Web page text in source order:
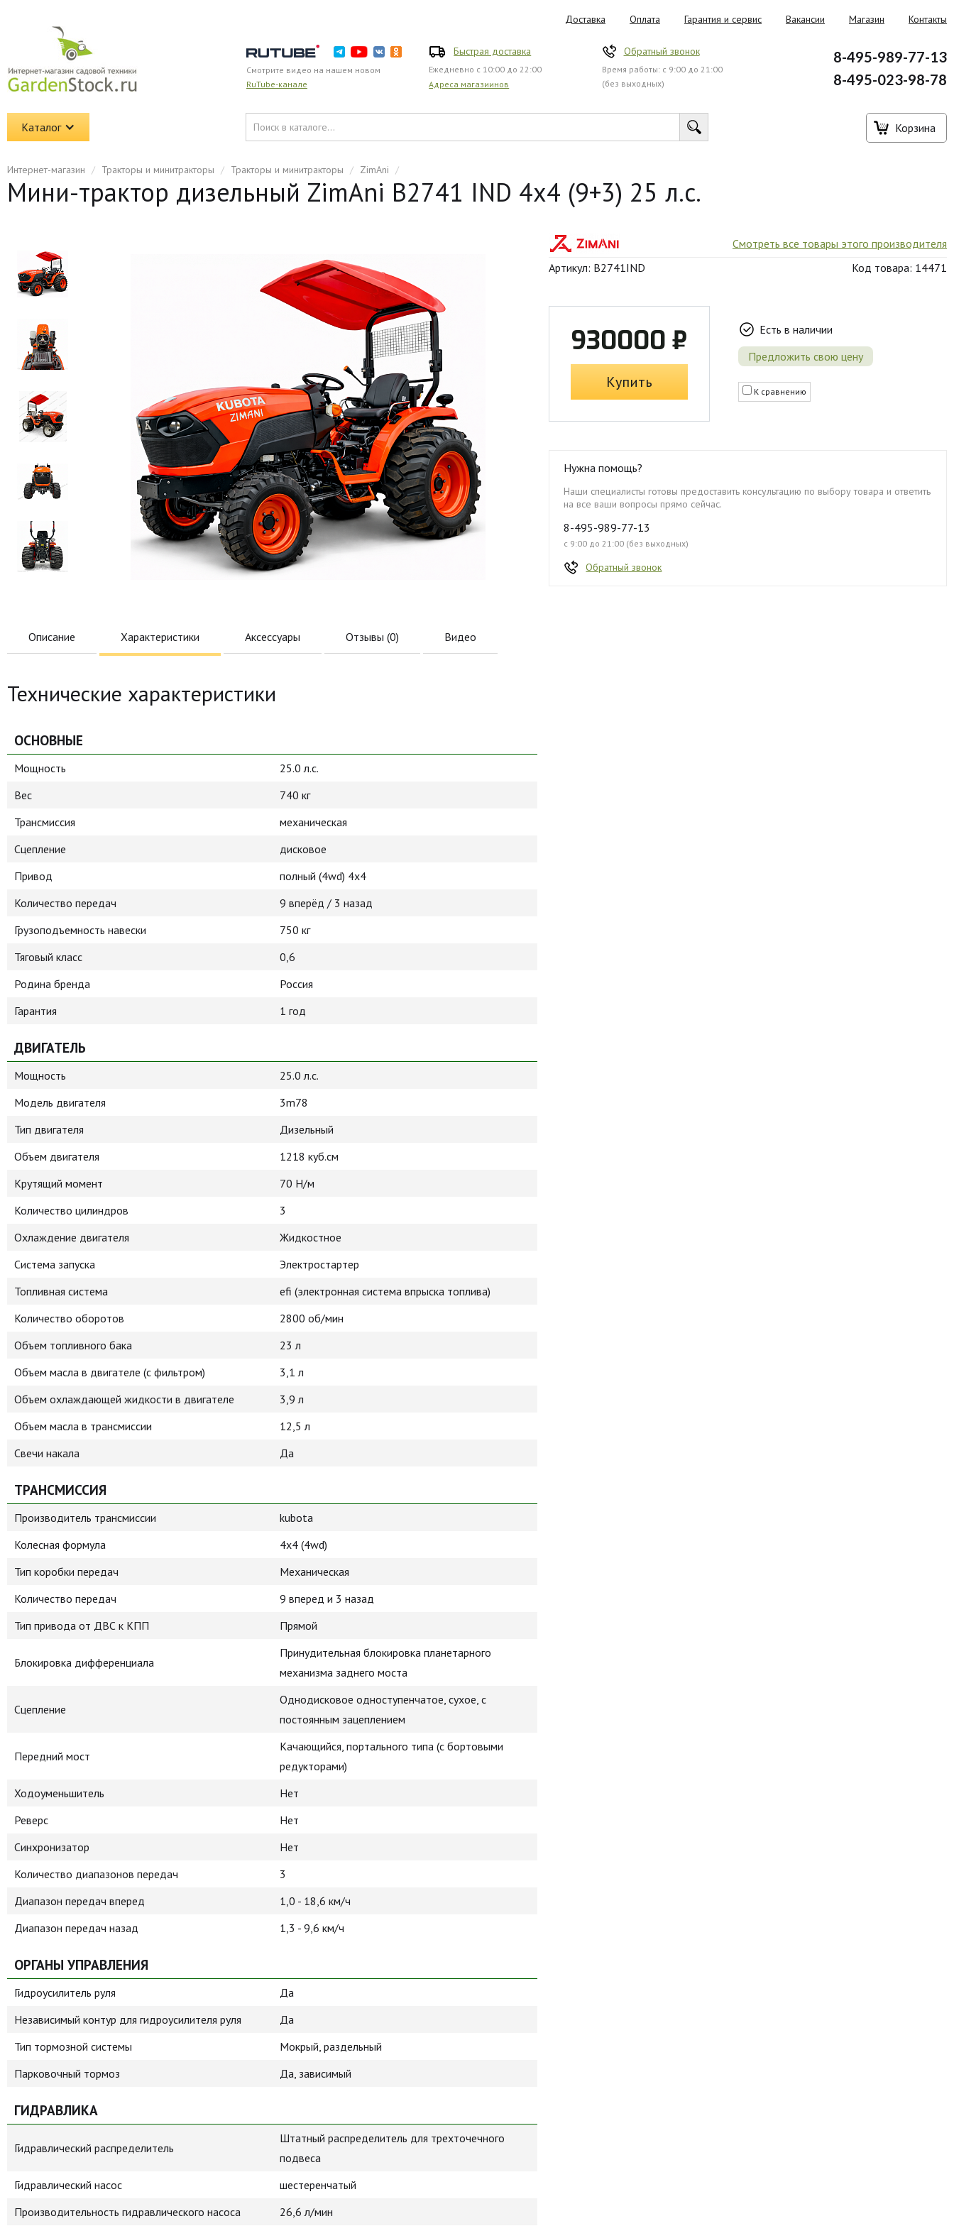
Доставка Оплата Гарантия и сервис Вакансии Магазин Контакты
Смотрите видео на нашем новом
RuTube-канале
Быстрая доставка
Ежедневно с 10:00 до 22:00
Адреса магазиинов
Обратный звонок
Время работы: с 9:00 до 21:00
(без выходных)
8-495-989-77-13
8-495-023-98-78
Каталог Корзина
Интернет-магазин / Тракторы и минитракторы / Тракторы и минитракторы / ZimAni /
Мини-трактор дизельный ZimAni B2741 IND 4x4 (9+3) 25 л.с.
Смотреть все товары этого производителя
Артикул: B2741IND
Код товара: 14471
930000 ₽
Купить
Есть в наличии
Предложить свою цену
К сравнению
Нужна помощь?
Наши специалисты готовы предоставить консультацию по выбору товара и ответить
на все ваши вопросы прямо сейчас.
8-495-989-77-13
с 9:00 до 21:00 (без выходных)
Обратный звонок
Описание Характеристики Аксессуары Отзывы (0) Видео
Технические характеристики
ОСНОВНЫЕ
Мощность
25.0 л.с.
Вес
740 кг
Трансмиссия
механическая
Сцепление
дисковое
Привод
полный (4wd) 4х4
Количество передач
9 вперёд / 3 назад
Грузоподъемность навески
750 кг
Тяговый класс
0,6
Родина бренда
Россия
Гарантия
1 год
ДВИГАТЕЛЬ
Мощность
25.0 л.с.
Модель двигателя
3m78
Тип двигателя
Дизельный
Объем двигателя
1218 куб.см
Крутящий момент
70 Н/м
Количество цилиндров
3
Охлаждение двигателя
Жидкостное
Система запуска
Электростартер
Топливная система
efi (электронная система впрыска топлива)
Количество оборотов
2800 об/мин
Объем топливного бака
23 л
Объем масла в двигателе (с фильтром)
3,1 л
Объем охлаждающей жидкости в двигателе
3,9 л
Объем масла в трансмиссии
12,5 л
Свечи накала
Да
ТРАНСМИССИЯ
Производитель трансмиссии
kubota
Колесная формула
4х4 (4wd)
Тип коробки передач
Механическая
Количество передач
9 вперед и 3 назад
Тип привода от ДВС к КПП
Прямой
Блокировка дифференциала
Принудительная блокировка планетарного
механизма заднего моста
Сцепление
Однодисковое одноступенчатое, сухое, с
постоянным зацеплением
Передний мост
Качающийся, портального типа (с бортовыми
редукторами)
Ходоуменьшитель
Нет
Реверс
Нет
Синхронизатор
Нет
Количество диапазонов передач
3
Диапазон передач вперед
1,0 - 18,6 км/ч
Диапазон передач назад
1,3 - 9,6 км/ч
ОРГАНЫ УПРАВЛЕНИЯ
Гидроусилитель руля
Да
Независимый контур для гидроусилителя руля
Да
Тип тормозной системы
Мокрый, раздельный
Парковочный тормоз
Да, зависимый
ГИДРАВЛИКА
Гидравлический распределитель
Штатный распределитель для трехточечного
подвеса
Гидравлический насос
шестеренчатый
Производительность гидравлического насоса
26,6 л/мин